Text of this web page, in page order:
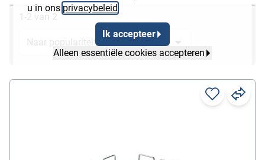
u in ons privacybeleid
Ik accepteer
Alleen essentiële cookies accepteren
1-2 van 2